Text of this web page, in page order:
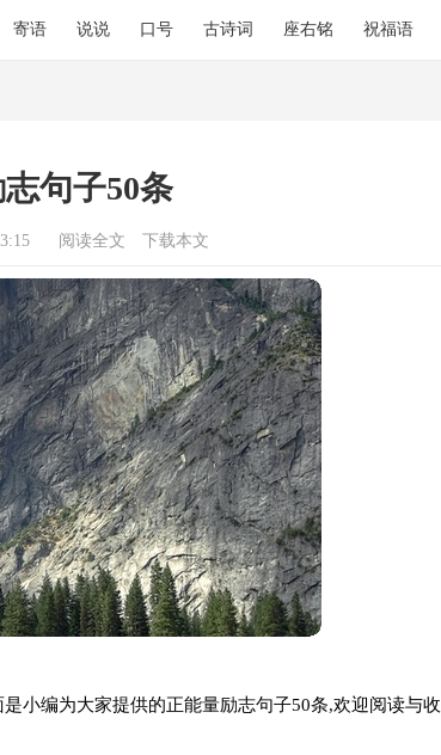
寄语 说说 口号 古诗词 座右铭 祝福语
句子50条
阅读全文 下载本文
小编为大家提供的正能量励志句子50条,欢迎阅读与收